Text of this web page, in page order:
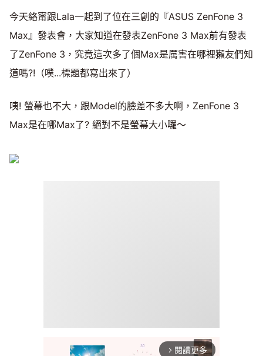
今天絡甯跟Lala一起到了位在三創的『ASUS ZenFone 3
Max』發表會，大家知道在發表ZenFone 3 Max前有發表
了ZenFone 3，究竟這次多了個Max是厲害在哪裡獺友們知
道嗎?!（噗...標題都寫出來了）
咦! 螢幕也不大，跟Model的臉差不多大啊，ZenFone 3
Max是在哪Max了? 絕對不是螢幕大小囉～
arrow_forward_ios 閱讀更多